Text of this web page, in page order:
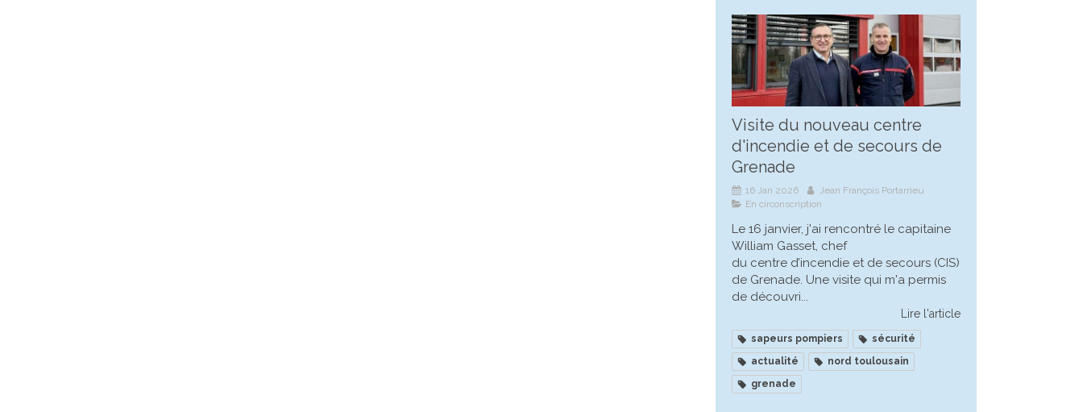
Visite du nouveau centre
d'incendie et de secours de
Grenade
16 Jan 2026
Jean François Portarrieu
En circonscription
Le 16 janvier, j'ai rencontré le capitaine
William Gasset, chef
du centre d’incendie et de secours (CIS)
de Grenade. Une visite qui m'a permis
de découvri...
Lire l'article
sapeurs pompiers
sécurité
actualité
nord toulousain
grenade